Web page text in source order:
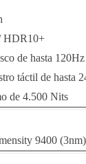
HDR10+
de hasta 120Hz
táctil de hasta
de 4.500 Nits
9400 (3nm)